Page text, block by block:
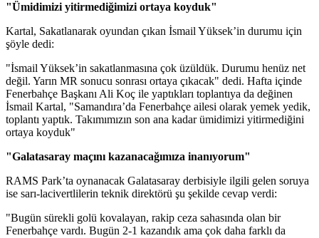
"Ümidimizi yitirmediğimizi ortaya koyduk"
Kartal, Sakatlanarak oyundan çıkan İsmail Yüksek’in durumu için
şöyle dedi:
"İsmail Yüksek’in sakatlanmasına çok üzüldük. Durumu henüz net
değil. Yarın MR sonucu sonrası ortaya çıkacak" dedi. Hafta içinde
Fenerbahçe Başkanı Ali Koç ile yaptıkları toplantıya da değinen
İsmail Kartal, "Samandıra’da Fenerbahçe ailesi olarak yemek yedik,
toplantı yaptık. Takımımızın son ana kadar ümidimizi yitirmediğini
ortaya koyduk"
"Galatasaray maçını kazanacağımıza inanıyorum"
RAMS Park’ta oynanacak Galatasaray derbisiyle ilgili gelen soruya
ise sarı-lacivertlilerin teknik direktörü şu şekilde cevap verdi:
"Bugün sürekli golü kovalayan, rakip ceza sahasında olan bir
Fenerbahçe vardı. Bugün 2-1 kazandık ama çok daha farklı da